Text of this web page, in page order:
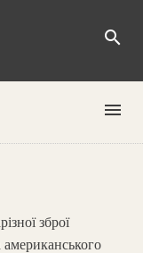
search
menu
зброї